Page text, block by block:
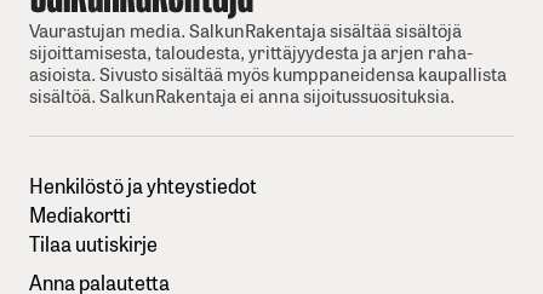
Vaurastujan media. SalkunRakentaja sisältää sisältöjä
sijoittamisesta, taloudesta, yrittäjyydesta ja arjen raha-
asioista. Sivusto sisältää myös kumppaneidensa kaupallista
sisältöä. SalkunRakentaja ei anna sijoitussuosituksia.
Henkilöstö ja yhteystiedot
Mediakortti
Tilaa uutiskirje
Anna palautetta